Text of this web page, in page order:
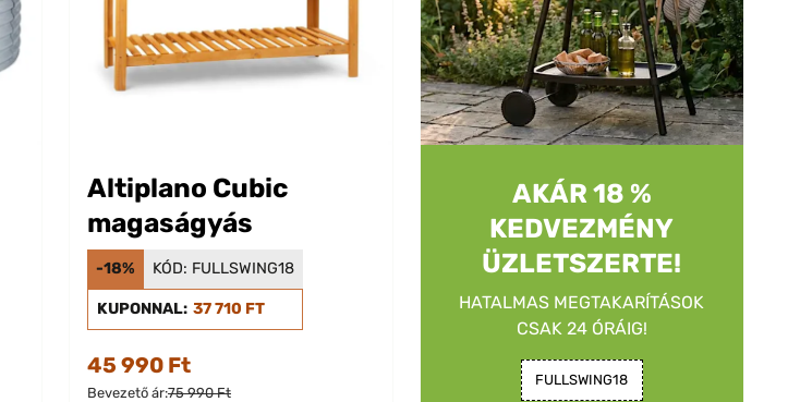
Altiplano Cubic
magaságyás
-18% KÓD: FULLSWING18
KUPONNAL: 37 710 FT
45 990 Ft
Bevezető ár:75 990 Ft
AKÁR 18 %
KEDVEZMÉNY
ÜZLETSZERTE!
HATALMAS MEGTAKARÍTÁSOK
CSAK 24 ÓRÁIG!
FULLSWING18